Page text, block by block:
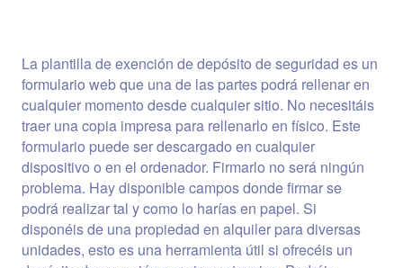
La plantilla de exención de depósito de seguridad es un
formulario web que una de las partes podrá rellenar en
cualquier momento desde cualquier sitio. No necesitáis
traer una copia impresa para rellenarlo en físico. Este
formulario puede ser descargado en cualquier
dispositivo o en el ordenador. Firmarlo no será ningún
problema. Hay disponible campos donde firmar se
podrá realizar tal y como lo harías en papel. Si
disponéis de una propiedad en alquiler para diversas
unidades, esto es una herramienta útil si ofrecéis un
Formulario De Registro De Propiedades
Un cuestionario que sirve de contacto y para
registrar propiedades en venta o alquiler, los usuarios
podrán seleccionar el tipo de propiedad, estipular el
valor de venta o arriendo, materiales de
construcción, número de espacios, etc.
Go to Category:
Formularios de negocio